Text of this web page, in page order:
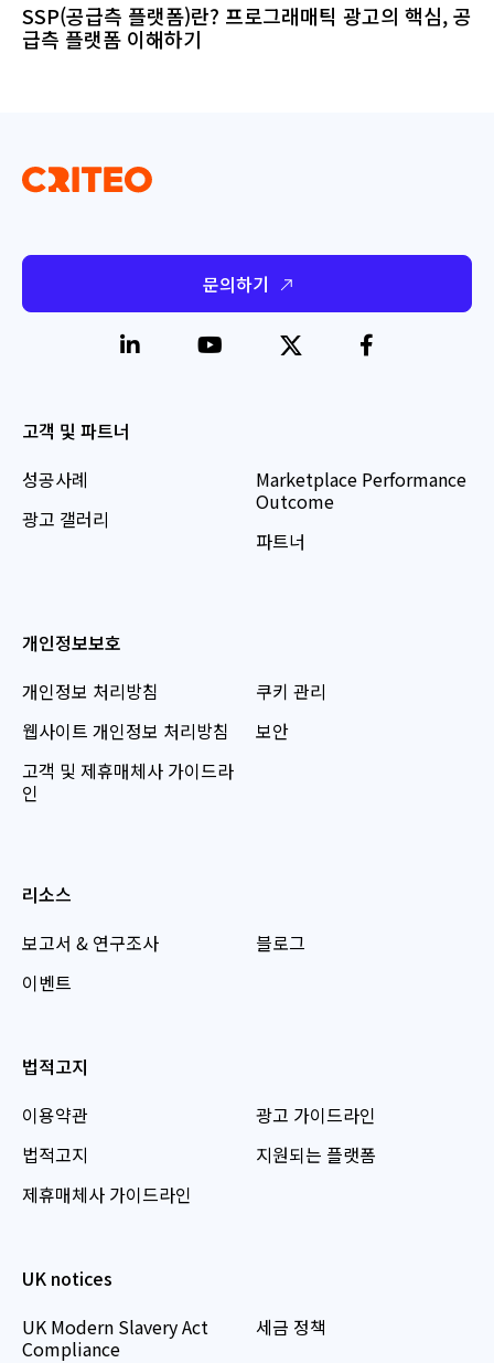
SSP(공급측 플랫폼)란? 프로그래매틱 광고의 핵심, 공
급측 플랫폼 이해하기
문의하기
고객 및 파트너
성공사례
광고 갤러리
Marketplace Performance
Outcome
파트너
개인정보보호
개인정보 처리방침
웹사이트 개인정보 처리방침
고객 및 제휴매체사 가이드라
인
쿠키 관리
보안
리소스
보고서 & 연구조사
이벤트
블로그
법적고지
이용약관
법적고지
제휴매체사 가이드라인
광고 가이드라인
지원되는 플랫폼
UK notices
UK Modern Slavery Act
Compliance
세금 정책